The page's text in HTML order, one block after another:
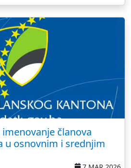
imenovanje članova
u osnovnim i srednjim